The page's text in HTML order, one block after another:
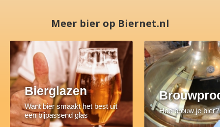
Meer bier op Biernet.nl
Bierglazen
Want bier smaakt het best uit
een bijpassend glas
Hoe brouw je bier?